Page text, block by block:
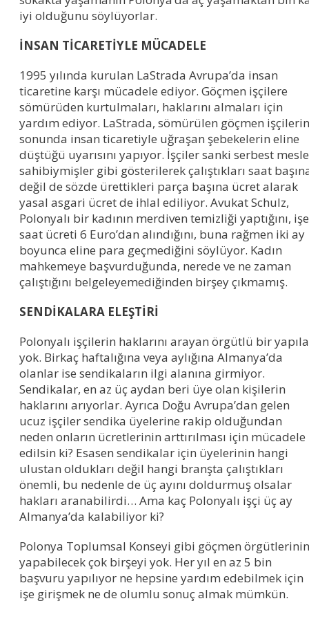
iyi olduğunu söylüyorlar.
İNSAN TİCARETİYLE MÜCADELE
1995 yılında kurulan LaStrada Avrupa’da insan
ticaretine karşı mücadele ediyor. Göçmen işçilere
sömürüden kurtulmaları, haklarını almaları için
yardım ediyor. LaStrada, sömürülen göçmen işçilerin
sonunda insan ticaretiyle uğraşan şebekelerin eline
düştüğü uyarısını yapıyor. İşçiler sanki serbest
sahibiymişler gibi gösterilerek çalıştıkları saat
değil de sözde ürettikleri parça başına ücret alarak
yasal asgari ücret de ihlal ediliyor. Avukat Schulz,
Polonyalı bir kadının merdiven temizliği yaptığını, işe
saat ücreti 6 Euro’dan alındığını, buna rağmen iki ay
boyunca eline para geçmediğini söylüyor. Kadın
mahkemeye başvurduğunda, nerede ve ne zaman
çalıştığını belgeleyemediğinden birşey çıkmamış.
SENDİKALARA ELEŞTİRİ
Polonyalı işçilerin haklarını arayan örgütlü bir
yok. Birkaç haftalığına veya aylığına Almanya’da
olanlar ise sendikaların ilgi alanına girmiyor.
Sendikalar, en az üç aydan beri üye olan kişilerin
haklarını arıyorlar. Ayrıca Doğu Avrupa’dan gelen
ucuz işçiler sendika üyelerine rakip olduğundan
neden onların ücretlerinin arttırılması için mücadele
edilsin ki? Esasen sendikalar için üyelerinin hangi
ulustan oldukları değil hangi branşta çalıştıkları
önemli, bu nedenle de üç ayını doldurmuş olsalar
hakları aranabilirdi… Ama kaç Polonyalı işçi üç ay
Almanya’da kalabiliyor ki?
Polonya Toplumsal Konseyi gibi göçmen örgütlerinin
yapabilecek çok birşeyi yok. Her yıl en az 5 bin
başvuru yapılıyor ne hepsine yardım edebilmek için
işe girişmek ne de olumlu sonuç almak mümkün.